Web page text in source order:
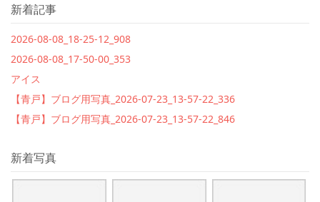
新着記事
2026-08-08_18-25-12_908
2026-08-08_17-50-00_353
アイス
【青戸】ブログ用写真_2026-07-23_13-57-22_336
【青戸】ブログ用写真_2026-07-23_13-57-22_846
新着写真